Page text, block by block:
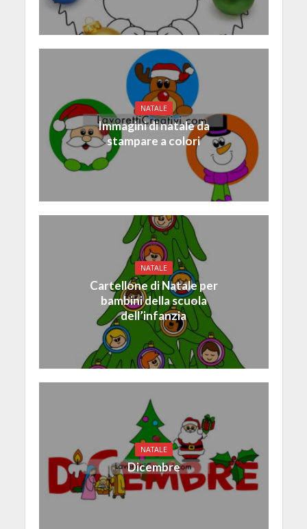
NATALE
Immagini di natale da
stampare a colori
NATALE
Cartellone di Natale per
bambini della scuola
dell’infanzia
NATALE
Dicembre